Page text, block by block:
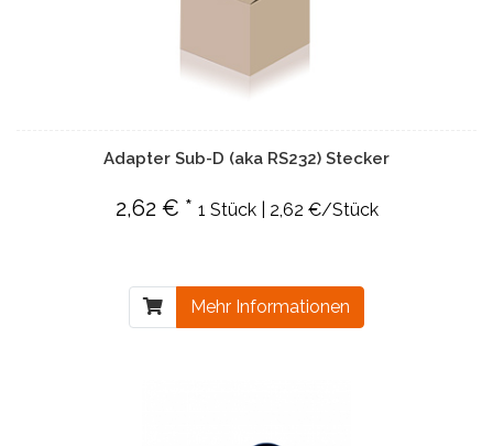
Adapter Sub-D (aka RS232) Stecker
2,62 € * 1 Stück | 2,62 €/Stück
Mehr Informationen